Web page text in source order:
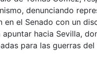
denunciando
en el Senado con un
hacia Sevilla,
para las guerras